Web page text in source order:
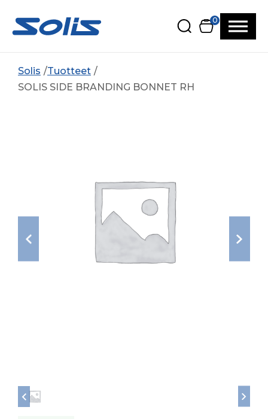
0
Solis
Tuotteet
SOLIS SIDE BRANDING BONNET RH